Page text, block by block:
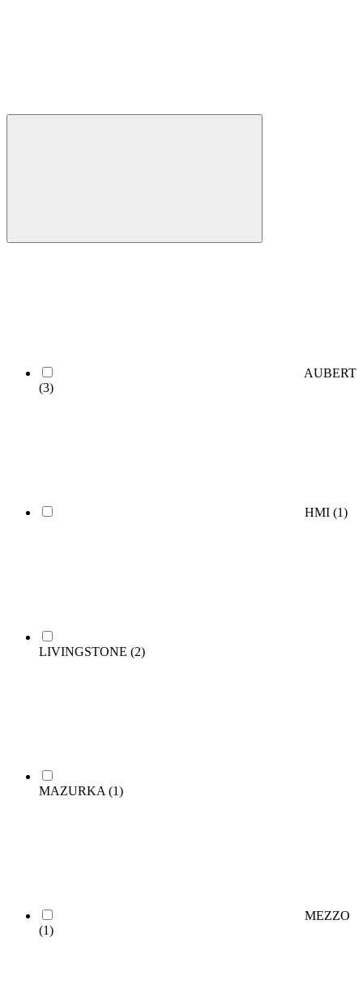
AUBERT
(3)
HMI (1)
LIVINGSTONE (2)
MAZURKA (1)
MEZZO
(1)